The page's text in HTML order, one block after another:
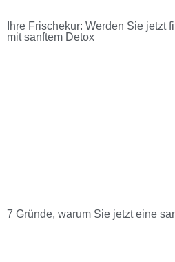
Ihre Frischekur: Werden Sie jetzt
mit sanftem Detox
7 Gründe, warum Sie jetzt eine